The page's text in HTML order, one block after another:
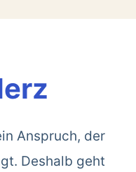
Anspruch, der
Deshalb geht